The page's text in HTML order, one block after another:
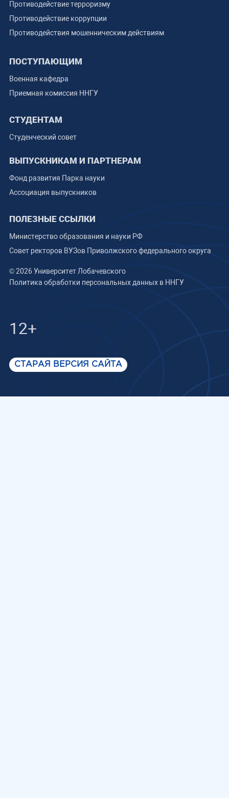
Противодействие терроризму
Противодействие коррупции
Противодействия мошенническим действиям
ПОСТУПАЮЩИМ
Военная кафедра
Приемная комиссия ННГУ
СТУДЕНТАМ
Студенческий совет
ВЫПУСКНИКАМ И ПАРТНЕРАМ
Фонд развития Парка науки
Ассоциация выпускников
ПОЛЕЗНЫЕ ССЫЛКИ
Министерство образования и науки РФ
Совет ректоров ВУЗов Приволжского федерального округа
© 2026 Университет Лобачевского
Политика обработки персональных данных в ННГУ
12+
СТАРАЯ ВЕРСИЯ САЙТА